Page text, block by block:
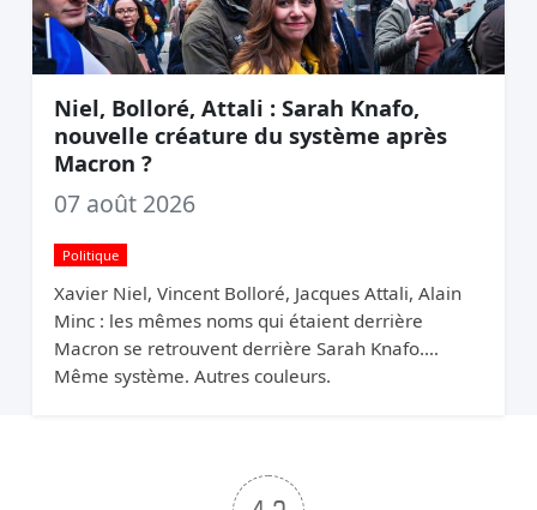
Niel, Bolloré, Attali : Sarah Knafo,
nouvelle créature du système après
Macron ?
07 août 2026
Politique
Xavier Niel, Vincent Bolloré, Jacques Attali, Alain
Minc : les mêmes noms qui étaient derrière
Macron se retrouvent derrière Sarah Knafo.
Même système. Autres couleurs.